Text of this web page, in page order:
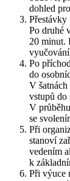
dohled
Přestávky
Po druhé
20 minut.
Po
do
V šatnách
vstupů do
V
se
Při
stanoví
vedením
k
Při výuce